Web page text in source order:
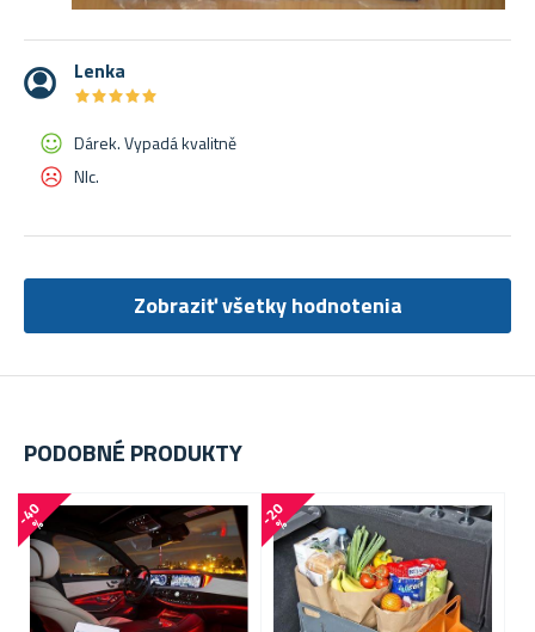
PODOBNÉ PRODUKTY
-
4
0
% -
2
0
%
Lenka
★★★★★
★★★★★
Dárek. Vypadá kvalitně
NIc.
Zobraziť všetky hodnotenia